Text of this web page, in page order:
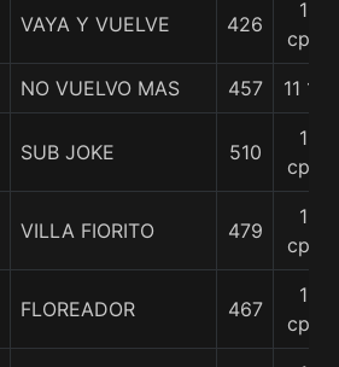
VAYA Y VUELVE 426
10
cpos
NO VUELVO MAS 457 11 1/2
SUB JOKE 510
12
cpos
VILLA FIORITO 479
12
cpos
FLOREADOR 467
12
cpos